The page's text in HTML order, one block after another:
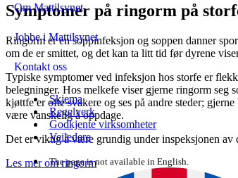
Om Mattilsynet
Jobbe i Mattilsynet
Kontakt oss
Skjema
Regelverk
Godkjente virksomheter
Veiledere
The page is not available in English.
Symptomer på ringorm på
Ringorm er en soppinfeksjon og soppen danner
om de er smittet, og det kan ta litt tid før dyrene
Typiske symptomer ved infeksjon hos storfe er
belegninger. Hos melkefe viser gjerne ringorm seg
kjøttfe er ofte svakere og ses på andre steder;
være vanskelig å oppdage.
Det er viktig å være grundig under inspeksjonen av
Les mer om ringorm